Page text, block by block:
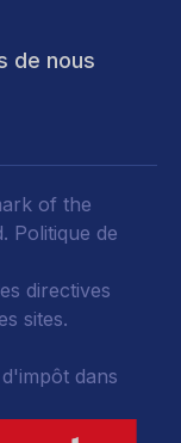
de nous
of the
Politique de
directives
sites.
dans